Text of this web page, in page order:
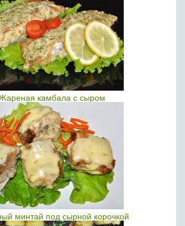
камбала с сыром
минтай под сырной корочкой